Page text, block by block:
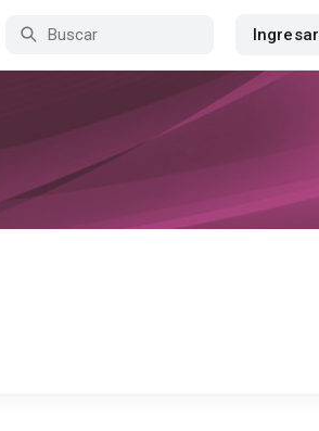
Ingresar